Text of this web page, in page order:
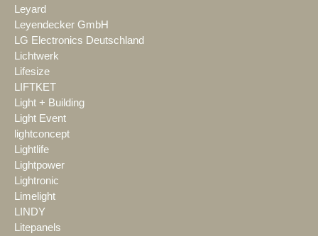
Leyard
Leyendecker GmbH
LG Electronics Deutschland
Lichtwerk
Lifesize
LIFTKET
Light + Building
Light Event
lightconcept
Lightlife
Lightpower
Lightronic
Limelight
LINDY
Litepanels